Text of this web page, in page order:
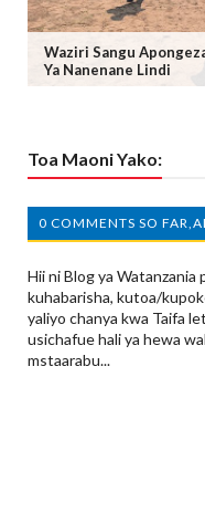
Waziri Sangu
Ya Nanenane Lindi
Toa Maoni Yako:
0 COMMENTS SO
Hii ni Blog ya Watanzania
kuhabarisha, kutoa/
yaliyo chanya kwa Taifa
usichafue hali ya hewa
mstaarabu...